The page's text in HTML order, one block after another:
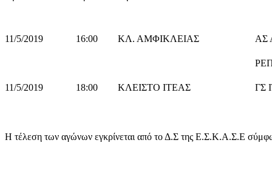
11/5/2019 16:00 ΚΛ. ΑΜΦΙΚΛΕΙΑΣ ΑΣ
11/5/2019 18:00 ΚΛΕΙΣΤΟ ΙΤΕΑΣ ΓΣ
Η τέλεση των αγώνων εγκρίνεται από το Δ.Σ της Ε.Σ.Κ.Α.Σ.Ε